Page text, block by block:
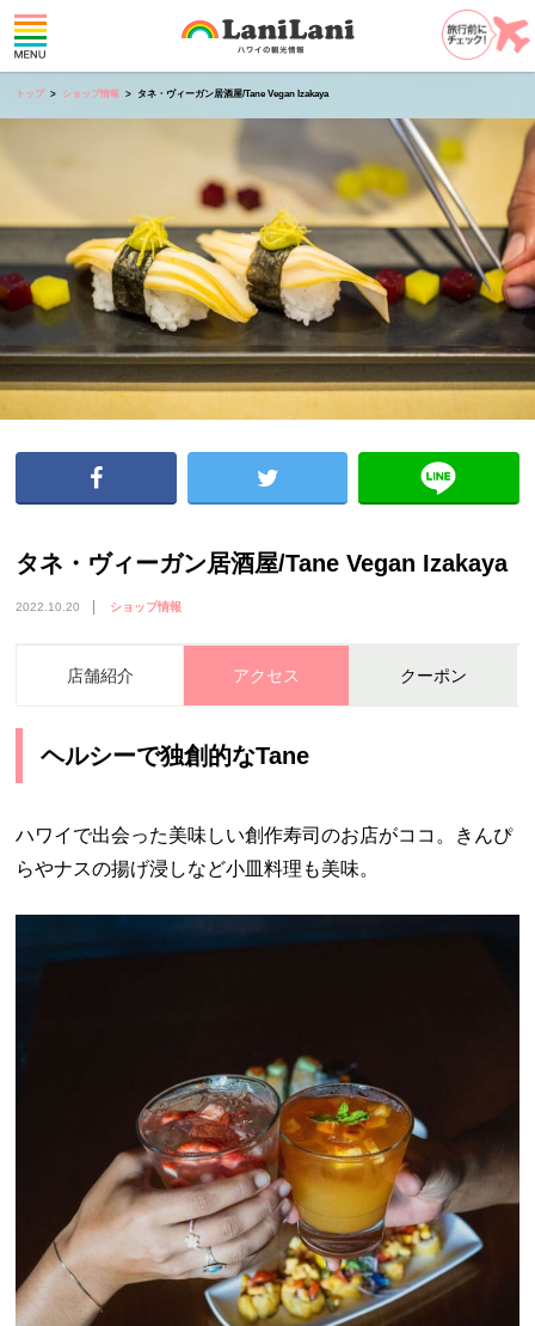
トップ ショップ情報 タネ・ヴィーガン居酒屋/Tane Vegan Izakaya
タネ・ヴィーガン居酒屋/Tane Vegan Izakaya
2022.10.20 ショップ情報
店舗紹介 アクセス クーポン
ヘルシーで独創的なTane
ハワイで出会った美味しい創作寿司のお店がココ。きんぴ
らやナスの揚げ浸しなど小皿料理も美味。